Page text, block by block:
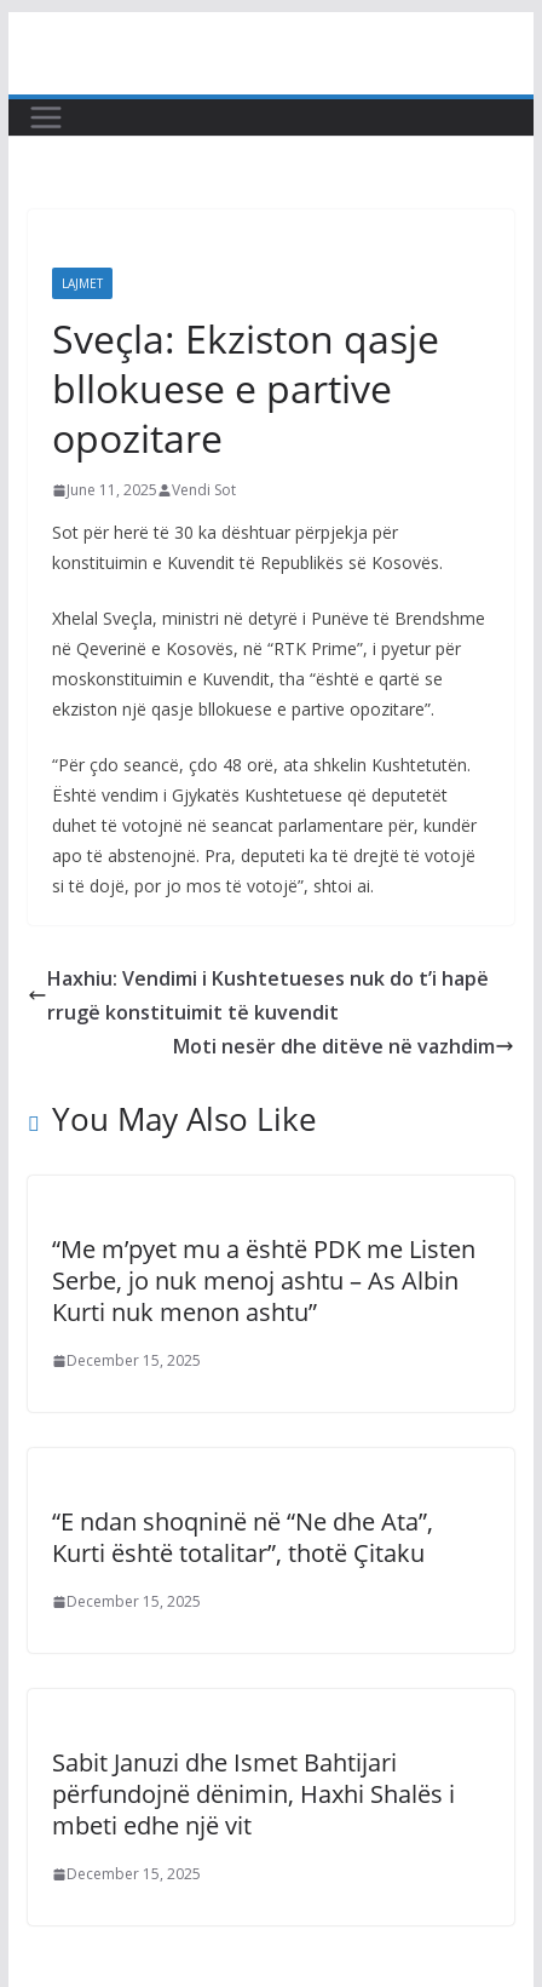
content
LAJMET
Sveçla: Ekziston qasje
bllokuese e partive
opozitare
June 11, 2025 Vendi Sot
Sot për herë të 30 ka dështuar përpjekja për
konstituimin e Kuvendit të Republikës së Kosovës.
Xhelal Sveçla, ministri në detyrë i Punëve të Brendshme
në Qeverinë e Kosovës, në “RTK Prime”, i pyetur për
moskonstituimin e Kuvendit, tha “është e qartë se
ekziston një qasje bllokuese e partive opozitare”.
“Për çdo seancë, çdo 48 orë, ata shkelin Kushtetutën.
Është vendim i Gjykatës Kushtetuese që deputetët
duhet të votojnë në seancat parlamentare për, kundër
apo të abstenojnë. Pra, deputeti ka të drejtë të votojë
si të dojë, por jo mos të votojë”, shtoi ai.
Haxhiu: Vendimi i Kushtetueses nuk do t’i hapë
rrugë konstituimit të kuvendit
Moti nesër dhe ditëve në vazhdim
You May Also Like
“Me m’pyet mu a është PDK me Listen
Serbe, jo nuk menoj ashtu – As Albin
Kurti nuk menon ashtu”
December 15, 2025
“E ndan shoqninë në “Ne dhe Ata”,
Kurti është totalitar”, thotë Çitaku
December 15, 2025
Sabit Januzi dhe Ismet Bahtijari
përfundojnë dënimin, Haxhi Shalës i
mbeti edhe një vit
December 15, 2025